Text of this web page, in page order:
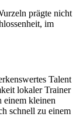
prägte nicht
im
Talent
lokaler Trainer
einem kleinen
schnell zu einem